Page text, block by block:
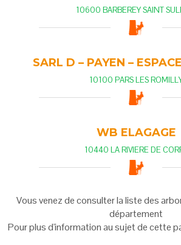
10600 BARBEREY SAINT
SARL D – PAYEN –
10100 PARS LES
WB ELAGAGE
10440 LA RIVIERE DE
Vous venez de consulter la liste des
département
Pour plus d'information au sujet de cette